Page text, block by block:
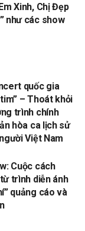
Xinh, Chị Đẹp
như các show
quốc gia
– Thoát khỏi
trình chính
hòa ca lịch sử
Việt Nam
Cuộc cách
trình diễn ánh
quảng cáo và